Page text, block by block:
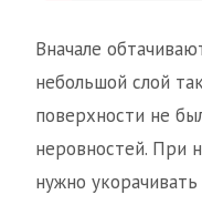
Вначале
небольшой слой
поверхности не
неровностей. При
нужно